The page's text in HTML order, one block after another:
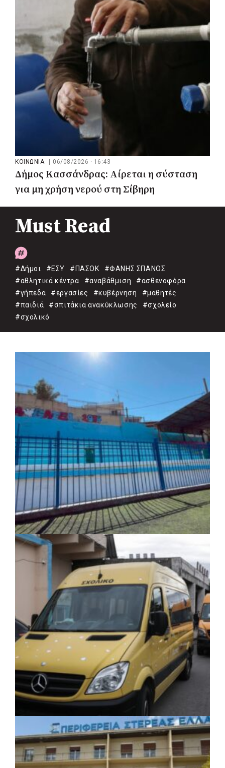
του ΕΣΥ με 34 νέα ασθενοφόρα από
πόρους του ΕΣΠΑ
ΚΟΙΝΩΝΙΑ | 06/08/2026 · 16:43
Δήμος Κασσάνδρας: Αίρεται η σύσταση
για μη χρήση νερού στη Σίβηρη
Must Read
#Δήμοι #ΕΣΥ #ΠΑΣΟΚ
#ΦΑΝΗΣ ΣΠΑΝΟΣ
#αθλητικά κέντρα
#αναβάθμιση
#ασθενοφόρα
#γήπεδα
#εργασίες #κυβέρνηση
#μαθητές
#παιδιά
#σπιτάκια ανακύκλωσης
#σχολείο
#σχολικό
ΤΟΠΙΚΗ ΑΥΤΟΔΙΟΙΚΗΣΗ | 06/08/2026 · 17:35
Δήμος Ηλιούπολης: Εργασίες
αναβάθμισης στα αθλητικά κέντρα ενόψει
της νέας χρονιάς
06/08/2026 · 17:08
Περιφέρεια Κεντρικής Μακεδονίας: Λύση
για τη μεταφορά 16.500 μαθητών